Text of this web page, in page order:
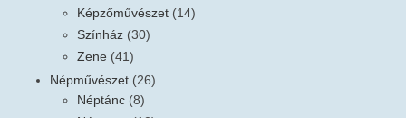
Képzőművészet (14)
Színház (30)
Zene (41)
Népművészet (26)
Néptánc (8)